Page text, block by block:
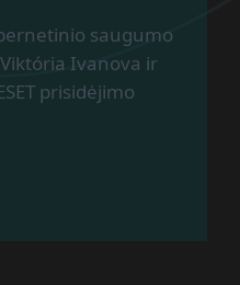
saugumo
Ivanova ir
prisidėjimo